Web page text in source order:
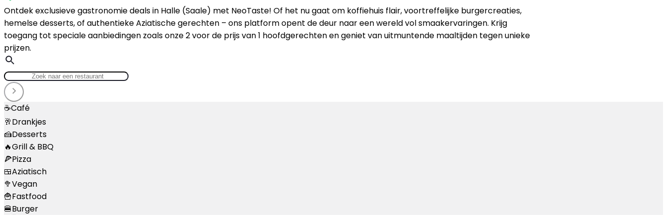
Ontdek exclusieve gastronomie deals in Halle (Saale) met NeoTaste! Of het nu gaat om koffiehuis flair, voortreffelijke burgercreaties,
hemelse desserts, of authentieke Aziatische gerechten – ons platform opent de deur naar een wereld vol smaakervaringen. Krijg
toegang tot speciale aanbiedingen zoals onze 2 voor de prijs van 1 hoofdgerechten en geniet van uitmuntende maaltijden tegen unieke
prijzen.
☕Café
🥂Drankjes
🍰Desserts
🔥Grill & BBQ
🍕Pizza
🍱Aziatisch
🥦Vegan
🍟Fastfood
🍔Burger